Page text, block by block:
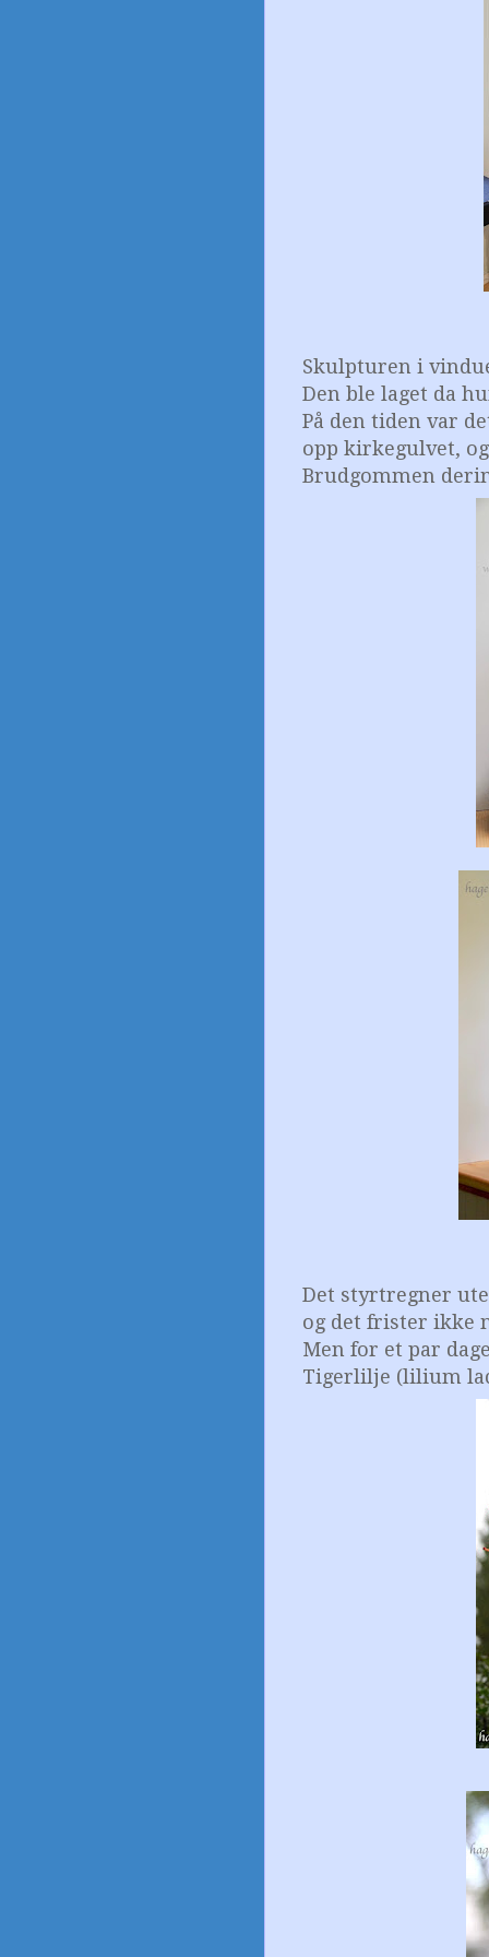
Skulpturen i
Den ble laget da
På den tiden var
opp kirkegulvet,
Brudgommen
Det styrtregner
og det frister ikke
Men for et par
Tigerlilje (lilium